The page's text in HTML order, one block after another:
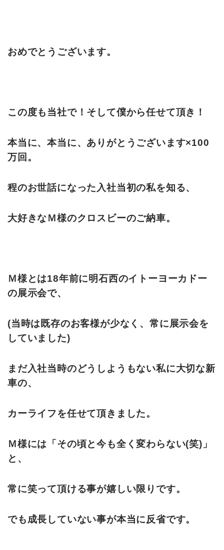
おめでとうございます。
この度も当社で！そして僕から任せて頂き！
本当に、本当に、ありがとうございます×100
万回。
程のお世話になった入社当初の私を知る、
大好きなＭ様のクロスビーのご納車。
Ｍ様とは18年前に明石西のイトーヨーカドー
の展示会で、
(当時は既存のお客様が少なく、常に展示会を
していました)
まだ入社当時のどうしようもない私に大切な新
車の、
カーライフを任せて頂きました。
Ｍ様には「その頃と今も全く変わらない(笑)」
と、
常に笑って頂ける事が嬉しい限りです。
でも成長していない事が本当に反省です。